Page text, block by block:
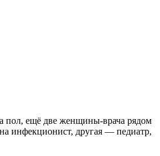
пол, ещё две женщины-врача рядом
инфекционист, другая — педиатр,